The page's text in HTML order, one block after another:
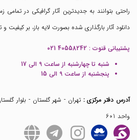
راحتی بتوانند به جدیدترین آثار گرافیکی در
دانلود آثار بارگذاری شده بصورت لایه باز، بر کیفیت و
پشتیبانی قنوت : 021 40558242
شنبه تا چهارشنبه از ساعت 9 الی 17
پنجشنبه از ساعت 9 الی 15
آدرس دفتر مرکزی :
واحد 601